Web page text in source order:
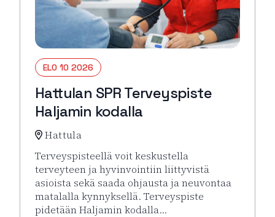
ELO 10 2026
Hattulan SPR Terveyspiste
Haljamin kodalla
Hattula
Terveyspisteellä voit keskustella
terveyteen ja hyvinvointiin liittyvistä
asioista sekä saada ohjausta ja neuvontaa
matalalla kynnyksellä. Terveyspiste
pidetään Haljamin kodalla…